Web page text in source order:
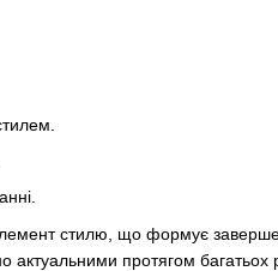
стилю, що формує
протягом багатьох